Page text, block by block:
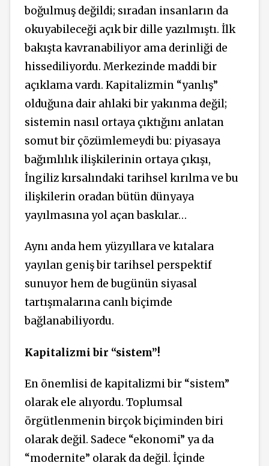
boğulmuş değildi; sıradan insanların da
okuyabileceği açık bir dille yazılmıştı. İlk
bakışta kavranabiliyor ama derinliği de
hissediliyordu. Merkezinde maddi bir
açıklama vardı. Kapitalizmin “yanlış”
olduğuna dair ahlaki bir yakınma değil;
sistemin nasıl ortaya çıktığını anlatan
somut bir çözümlemeydi bu: piyasaya
bağımlılık ilişkilerinin ortaya çıkışı,
İngiliz kırsalındaki tarihsel kırılma ve bu
ilişkilerin oradan bütün dünyaya
yayılmasına yol açan baskılar…
Aynı anda hem yüzyıllara ve kıtalara
yayılan geniş bir tarihsel perspektif
sunuyor hem de bugünün siyasal
tartışmalarına canlı biçimde
bağlanabiliyordu.
Kapitalizmi bir “sistem”!
En önemlisi de kapitalizmi bir “sistem”
olarak ele alıyordu. Toplumsal
örgütlenmenin birçok biçiminden biri
olarak değil. Sadece “ekonomi” ya da
“modernite” olarak da değil. İçinde